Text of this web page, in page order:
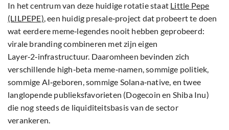
In het centrum van deze huidige rotatie staat Little Pepe
(LILPEPE), een huidig presale‑project dat probeert te doen
wat eerdere meme‑legendes nooit hebben geprobeerd:
virale branding combineren met zijn eigen
Layer‑2‑infrastructuur. Daaromheen bevinden zich
verschillende high‑beta meme‑namen, sommige politiek,
sommige AI‑geboren, sommige Solana‑native, en twee
langlopende publieksfavorieten (Dogecoin en Shiba Inu)
die nog steeds de liquiditeitsbasis van de sector
verankeren.